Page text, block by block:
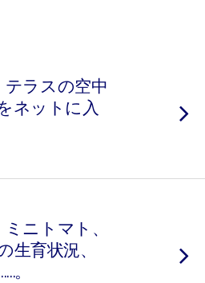
テラスの空中
ネットに入
ミニトマト、
育状況、
。